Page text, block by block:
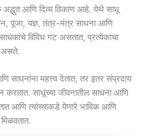
अद्भुत आणि दिव्य ठिकाण आहे. येथे साधू
पूजा, यज्ञ, तंत्र-मंत्र साधना आणि
विविध गट असतात, प्रत्येकाचा
असते.
साधनांना महत्त्व देतात, तर इतर संप्रदाय
करतात. साधूंच्या जीवनातील साधना आणि
आणि त्यांच्याकडे येणारे भाविक आणि